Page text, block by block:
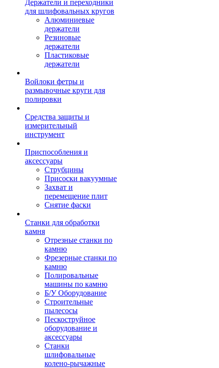
Держатели и переходники
для шлифовальных кругов
Алюминиевые
держатели
Резиновые
держатели
Пластиковые
держатели
Войлоки фетры и
размывочные круги для
полировки
Средства защиты и
измерительный
инструмент
Приспособления и
аксессуары
Струбцины
Присоски вакуумные
Захват и
перемещение плит
Снятие фаски
Станки для обработки
камня
Отрезные станки по
камню
Фрезерные станки по
камню
Полировальные
машины по камню
Б/У Оборудование
Строительные
пылесосы
Пескоструйное
оборудование и
аксессуары
Станки
шлифовальные
колено-рычажные